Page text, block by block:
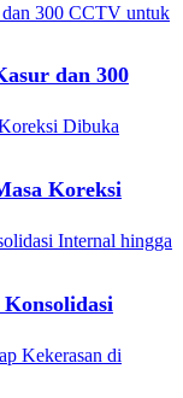
dan 300
Koreksi